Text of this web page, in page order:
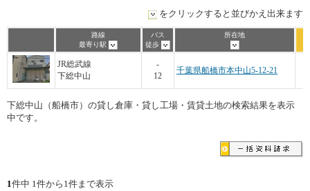
をクリックすると並びかえ出来ます
路線
最寄り駅
バス
徒歩
所在地
JR総武線
下総中山
-
12
千葉県船橋市本中山5-12-21
下総中山（船橋市）の貸し倉庫・貸し工場・賃貸土地の検索結果を表示
中です。
1件中 1件から1件まで表示